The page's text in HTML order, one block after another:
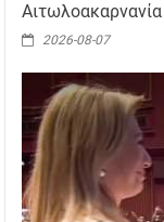
2026-08-07